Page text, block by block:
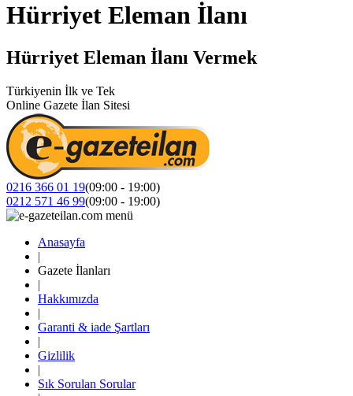
Hürriyet Eleman İlanı
Hürriyet Eleman İlanı Vermek
Türkiyenin İlk ve Tek
Online Gazete İlan Sitesi
0216 366 01 19(09:00 - 19:00)
0212 571 46 99(09:00 - 19:00)
Anasayfa
|
Gazete İlanları
|
Hakkımızda
|
Garanti & iade Şartları
|
Gizlilik
|
Sık Sorulan Sorular